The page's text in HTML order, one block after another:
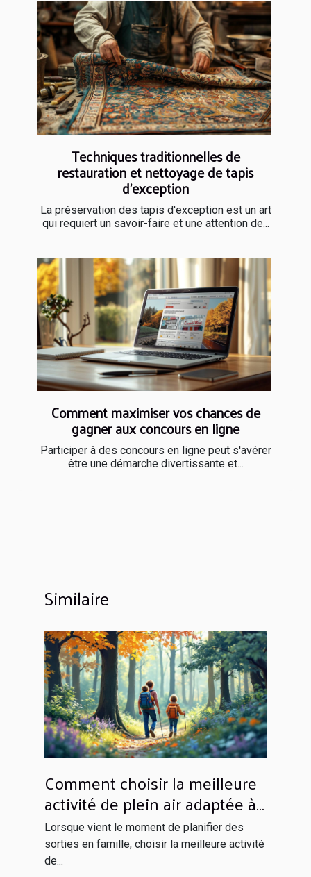
Techniques traditionnelles de
restauration et nettoyage de tapis
d'exception
La préservation des tapis d'exception est un art
qui requiert un savoir-faire et une attention de...
Comment maximiser vos chances de
gagner aux concours en ligne
Participer à des concours en ligne peut s'avérer
être une démarche divertissante et...
Similaire
Comment choisir la meilleure
activité de plein air adaptée à
votre famille ?
Lorsque vient le moment de planifier des
sorties en famille, choisir la meilleure activité
de...